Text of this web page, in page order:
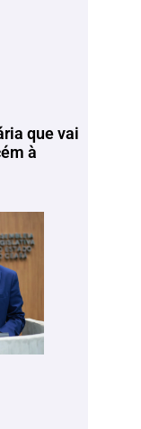
que vai
à